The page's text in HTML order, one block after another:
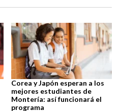
Corea y Japón esperan a los
mejores estudiantes de
Montería: así funcionará el
programa